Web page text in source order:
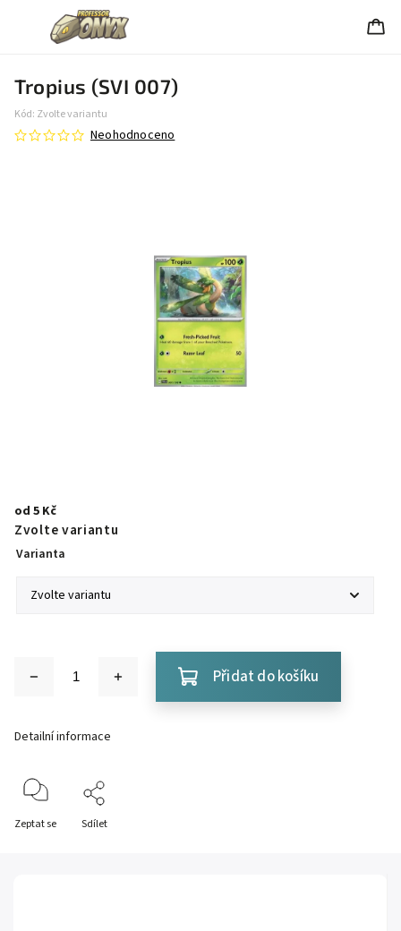
Tropius (SVI 007)
Kód: Zvolte variantu
Neohodnoceno
od 5 Kč
Zvolte variantu
Varianta
Přidat do košíku
Detailní informace
Zeptat se Sdílet